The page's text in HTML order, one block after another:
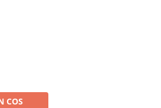
COS